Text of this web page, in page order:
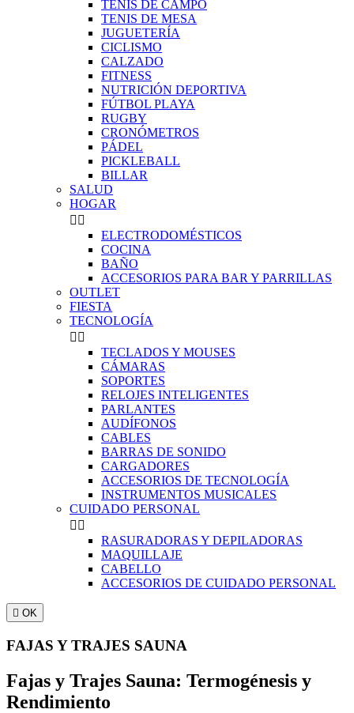
TENIS DE CAMPO
TENIS DE MESA
JUGUETERÍA
CICLISMO
CALZADO
FITNESS
NUTRICIÓN DEPORTIVA
FÚTBOL PLAYA
RUGBY
CRONÓMETROS
PÁDEL
PICKLEBALL
BILLAR
SALUD
HOGAR
 
ELECTRODOMÉSTICOS
COCINA
BAÑO
ACCESORIOS PARA BAR Y PARRILLAS
OUTLET
FIESTA
TECNOLOGÍA
 
TECLADOS Y MOUSES
CÁMARAS
SOPORTES
RELOJES INTELIGENTES
PARLANTES
AUDÍFONOS
CABLES
BARRAS DE SONIDO
CARGADORES
ACCESORIOS DE TECNOLOGÍA
INSTRUMENTOS MUSICALES
CUIDADO PERSONAL
 
RASURADORAS Y DEPILADORAS
MAQUILLAJE
CABELLO
ACCESORIOS DE CUIDADO PERSONAL
 OK
FAJAS Y TRAJES SAUNA
Fajas y Trajes Sauna: Termogénesis y
Rendimiento